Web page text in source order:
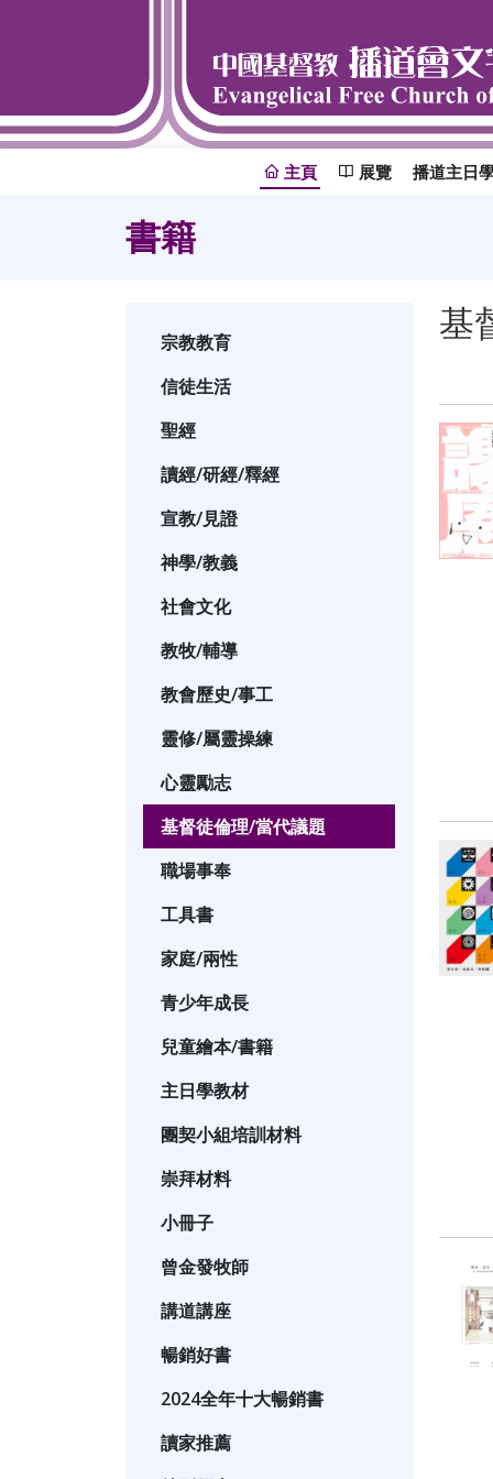
主頁 展覽 播道主日
書籍
宗教教育
信徒生活
聖經
讀經/研經/釋經
宣教/見證
神學/教義
社會文化
教牧/輔導
教會歷史/事工
靈修/屬靈操練
心靈勵志
基督徒倫理/當代議題
職場事奉
工具書
家庭/兩性
青少年成長
兒童繪本/書籍
主日學教材
團契小組培訓材料
崇拜材料
小冊子
曾金發牧師
講道講座
暢銷好書
2024全年十大暢銷書
讀家推薦
基